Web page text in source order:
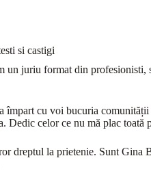
si castigi
juriu format din profesionisti,
împart cu voi bucuria comunității
Dedic celor ce nu mă plac toată
dreptul la prietenie. Sunt Gina